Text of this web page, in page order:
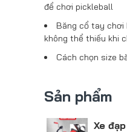
để chơi pickleball
Băng cổ tay chơi
không thể thiếu khi
Cách chọn size
Sản phẩm
Xe